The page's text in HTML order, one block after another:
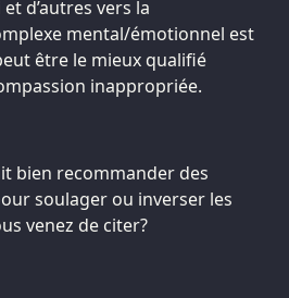
d’autres vers la
mental/émotionnel est
être le mieux qualifié
inappropriée.
bien recommander des
soulager ou inverser les
venez de citer?